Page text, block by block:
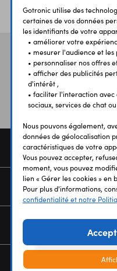
SCOLAIRES
Vos avis
Gotronic utilise des
certaines de vos données
les identifiants de votre
• améliorer votre
• mesurer l'audience et
• personnaliser nos offres
• afficher des publicités
d'intérêt ,
• faciliter l'interaction avec
sociaux, services de chat
Nous pouvons également,
données de géolocalisation
caractéristiques de votre
Vous pouvez accepter,
moment, vous pouvez
lien « Gérer les cookies » en
Pour plus d'informations,
confidentialité et notre